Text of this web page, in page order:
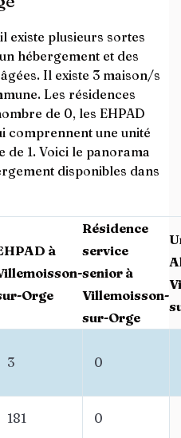
existe plusieurs sortes
hébergement et des
Il existe 3 maison/s
Les résidences
de 0, les EHPAD
comprennent une unité
de 1. Voici le panorama
disponibles dans
à
Orge
Résidence
service
senior à
Villemoisson-
sur-Orge
3 0
181 0